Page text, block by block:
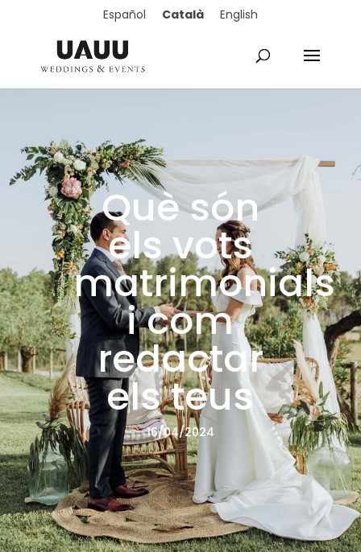
Español Català English
Què són
els vots
matrimonials
i com
redactar
els teus
16/04/2024